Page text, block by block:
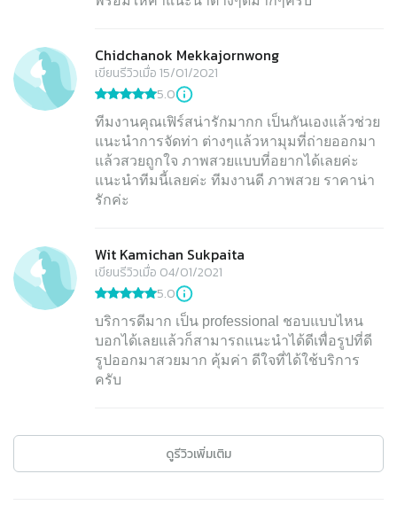
Chidchanok Mekkajornwong
เขียนรีวิวเมื่อ 15/01/2021
5.0
ทีมงานคุณเฟิร์สน่ารักมากก เป็นกันเองแล้วช่วย
แนะนำการจัดท่า ต่างๆแล้วหามุมที่ถ่ายออกมา
แล้วสวยถูกใจ ภาพสวยแบบที่อยากได้เลยค่ะ
แนะนำทีมนี้เลยค่ะ ทีมงานดี ภาพสวย ราคาน่า
รักค่ะ
Wit Kamichan Sukpaita
เขียนรีวิวเมื่อ 04/01/2021
5.0
บริการดีมาก เป็น professional ชอบแบบไหน
บอกได้เลยแล้วก็สามารถแนะนำได้ดีเพื่อรูปที่ดี
รูปออกมาสวยมาก คุ้มค่า ดีใจที่ได้ใช้บริการ
ครับ
ดูรีวิวเพิ่มเติม